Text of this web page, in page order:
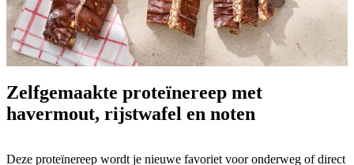
Zelfgemaakte proteïnereep met
havermout, rijstwafel en noten
Deze proteïnereep wordt je nieuwe favoriet voor onderweg of direct